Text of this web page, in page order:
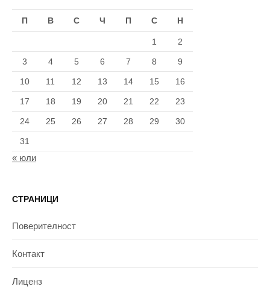
П В С Ч П С Н
1 2
3 4 5 6 7 8 9
10 11 12 13 14 15 16
17 18 19 20 21 22 23
24 25 26 27 28 29 30
31
« юли
СТРАНИЦИ
Поверителност
Контакт
Лиценз